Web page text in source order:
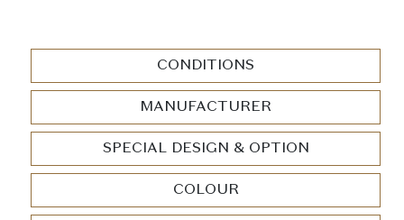
CONDITIONS
MANUFACTURER
SPECIAL DESIGN & OPTION
COLOUR